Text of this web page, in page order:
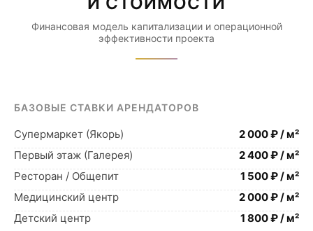
Финансовая модель капитализации и операционной
эффективности проекта
БАЗОВЫЕ СТАВКИ АРЕНДАТОРОВ
Супермаркет (Якорь)
2 000 ₽ / м²
Первый этаж (Галерея)
2 400 ₽ / м²
Ресторан / Общепит
1 500 ₽ / м²
Медицинский центр
2 000 ₽ / м²
Детский центр
1 800 ₽ / м²